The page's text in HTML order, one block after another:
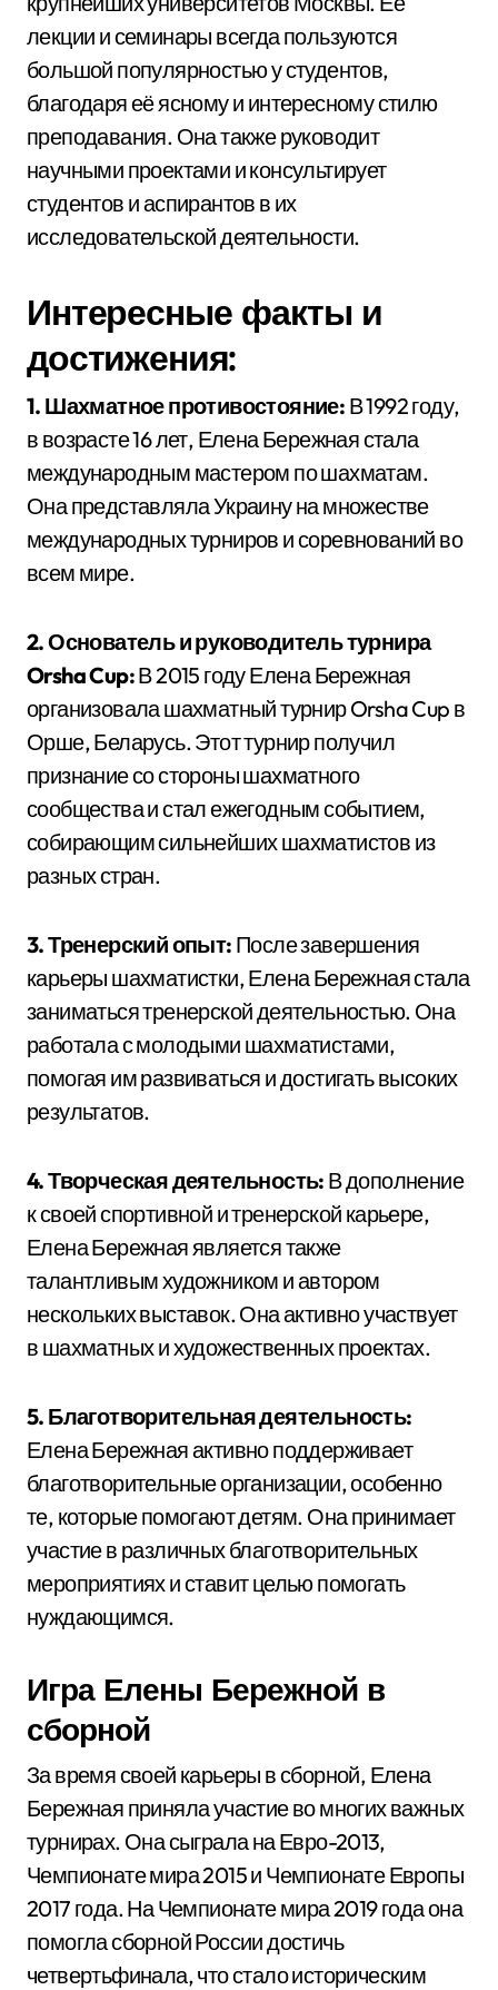
лекции и семинары всегда пользуются
большой популярностью у студентов,
благодаря её ясному и интересному стилю
преподавания. Она также руководит
научными проектами и консультирует
студентов и аспирантов в их
исследовательской деятельности.
Интересные факты и
достижения:
1. Шахматное противостояние: В 1992 году,
в возрасте 16 лет, Елена Бережная стала
международным мастером по шахматам.
Она представляла Украину на множестве
международных турниров и соревнований во
всем мире.
2. Основатель и руководитель турнира
Orsha Cup:В 2015 году Елена Бережная
организовала шахматный турнир Orsha Cup в
Орше, Беларусь. Этот турнир получил
признание со стороны шахматного
сообщества и стал ежегодным событием,
собирающим сильнейших шахматистов из
разных стран.
3. Тренерский опыт: После завершения
карьеры шахматистки, Елена Бережная стала
заниматься тренерской деятельностью. Она
работала с молодыми шахматистами,
помогая им развиваться и достигать высоких
результатов.
4. Творческая деятельность: В дополнение
к своей спортивной и тренерской карьере,
Елена Бережная является также
талантливым художником и автором
нескольких выставок. Она активно участвует
в шахматных и художественных проектах.
5. Благотворительная деятельность:
Елена Бережная активно поддерживает
благотворительные организации, особенно
те, которые помогают детям. Она принимает
участие в различных благотворительных
мероприятиях и ставит целью помогать
нуждающимся.
Игра Елены Бережной в
сборной
За время своей карьеры в сборной, Елена
Бережная приняла участие во многих важных
турнирах. Она сыграла на Евро-2013,
Чемпионате мира 2015 и Чемпионате Европы
2017 года. На Чемпионате мира 2019 года она
помогла сборной России достичь
четвертьфинала, что стало историческим